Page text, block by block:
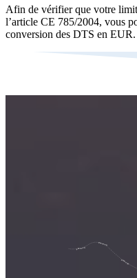
Afin de vérifier que votre
l’article CE 785/2004, vous
conversion des DTS en EUR.